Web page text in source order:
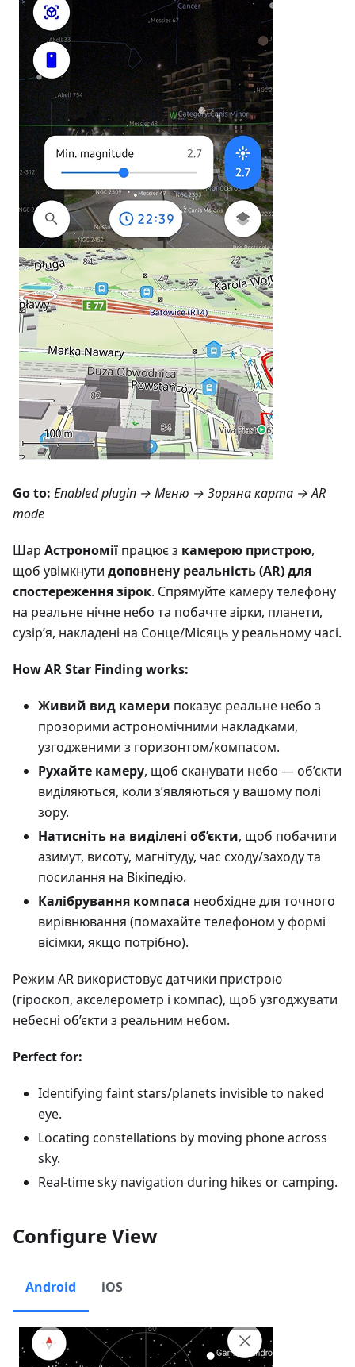
Go to: Enabled plugin → Меню → Зоряна карта → AR
mode
Шар Астрономії працює з камерою пристрою,
щоб увімкнути доповнену реальність (AR) для
спостереження зірок. Спрямуйте камеру телефону
на реальне нічне небо та побачте зірки, планети,
сузір’я, накладені на Сонце/Місяць у реальному часі.
How AR Star Finding works:
Живий вид камери показує реальне небо з
прозорими астрономічними накладками,
узгодженими з горизонтом/компасом.
Рухайте камеру, щоб сканувати небо — об’єкти
виділяються, коли з’являються у вашому полі
зору.
Натисніть на виділені об’єкти, щоб побачити
азимут, висоту, магнітуду, час сходу/заходу та
посилання на Вікіпедію.
Калібрування компаса необхідне для точного
вирівнювання (помахайте телефоном у формі
вісімки, якщо потрібно).
Режим AR використовує датчики пристрою
(гіроскоп, акселерометр і компас), щоб узгоджувати
небесні об’єкти з реальним небом.
Perfect for:
Identifying faint stars/planets invisible to naked
eye.
Locating constellations by moving phone across
sky.
Real-time sky navigation during hikes or camping.
Configure View
Android iOS